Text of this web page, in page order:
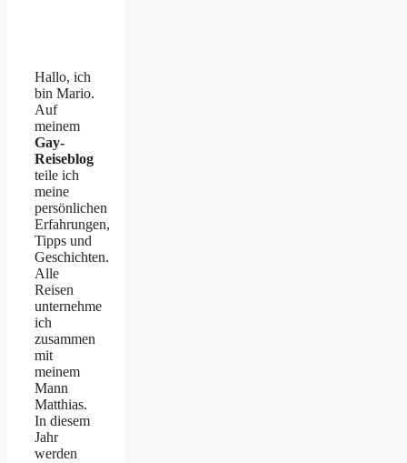
Hallo, ich
bin Mario.
Auf
meinem
Gay-
Reiseblog
teile ich
meine
persönlichen
Erfahrungen,
Tipps und
Geschichten.
Alle
Reisen
unternehme
ich
zusammen
mit
meinem
Mann
Matthias.
In diesem
Jahr
werden